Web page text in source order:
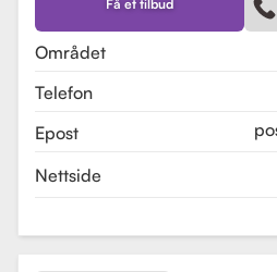
en rekke kurs
grunnkurs,
Få et tilbud
Området
Telefon
Epost
Nettside